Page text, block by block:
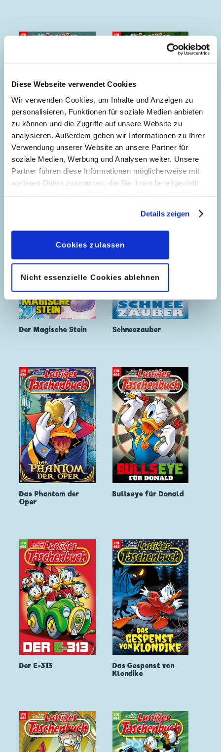
Diese Webseite verwendet Cookies
Wir verwenden Cookies, um Inhalte und Anzeigen zu
personalisieren, Funktionen für soziale Medien anbieten
zu können und die Zugriffe auf unsere Website zu
analysieren. Außerdem geben wir Informationen zu Ihrer
Verwendung unserer Website an unsere Partner für
soziale Medien, Werbung und Analysen weiter. Unsere
Partner führen diese Informationen möglicherweise mit
weiteren Daten zusammen, die Sie ihnen bereitgestellt
geben, können Sie diese jederzeit in der
Datenschutzerklärungwieder widerrufen.
Details zeigen
Cookies zulassen
Nicht essenzielle Cookies ablehnen
Auf den Spuren von
Das Escape-Game
Der Magische Stein Schneezauber
Das Phantom der
Oper
Bullseye für Donald
Der E-313
Das Gespenst von
Klondike